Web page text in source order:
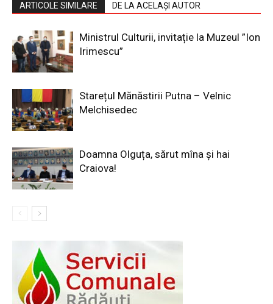
ARTICOLE SIMILARE DE LA ACELAȘI AUTOR
Ministrul Culturii, invitație la Muzeul ”Ion
Irimescu”
Starețul Mănăstirii Putna – Velnic
Melchisedec
Doamna Olguța, sărut mîna și hai
Craiova!